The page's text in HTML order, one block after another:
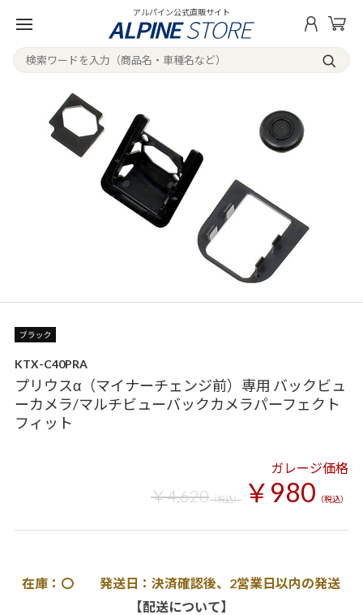
アルパイン公式直販サイト
KTX-C40PRA
プリウスα（マイナーチェンジ前）専用 バックビュ
ーカメラ/マルチビューバックカメラパーフェクト
フィット
ガレージ価格
￥4,620（税込） ￥980 （税込）
在庫：〇 発送日：決済確認後、2営業日以内の発送
【配送について】